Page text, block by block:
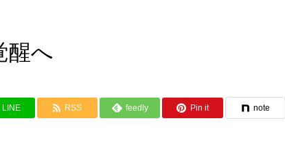
醒へ
LINE RSS feedly Pin it note